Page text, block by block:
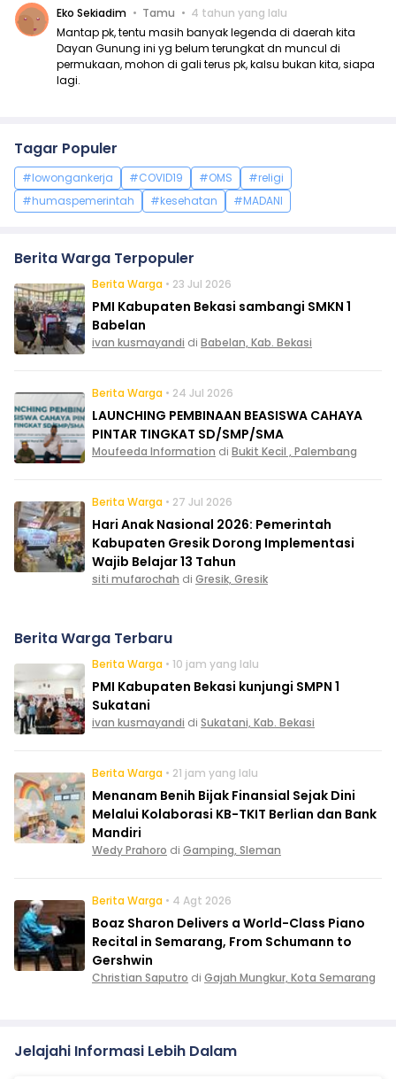
Eko Sekiadim Tamu
4 tahun yang lalu
Mantap pk, tentu masih banyak legenda di daerah kita
Dayan Gunung ini yg belum terungkat dn muncul di
permukaan, mohon di gali terus pk, kalsu bukan kita, siapa
lagi.
Tagar Populer
#lowongankerja #COVID19 #OMS
#religi
#humaspemerintah
#kesehatan #MADANI
Berita Warga Terpopuler
Berita Warga • 23 Jul 2026
PMI Kabupaten Bekasi sambangi SMKN 1
Babelan
ivan kusmayandi di Babelan, Kab. Bekasi
Berita Warga • 24 Jul 2026
LAUNCHING PEMBINAAN BEASISWA CAHAYA
PINTAR TINGKAT SD/SMP/SMA
Moufeeda Information di Bukit Kecil , Palembang
Berita Warga • 27 Jul 2026
Hari Anak Nasional 2026: Pemerintah
Kabupaten Gresik Dorong Implementasi
Wajib Belajar 13 Tahun
siti mufarochah di Gresik, Gresik
Berita Warga Terbaru
Berita Warga • 10 jam yang lalu
PMI Kabupaten Bekasi kunjungi SMPN 1
Sukatani
ivan kusmayandi di Sukatani, Kab. Bekasi
Berita Warga • 21 jam yang lalu
Menanam Benih Bijak Finansial Sejak Dini
Melalui Kolaborasi KB-TKIT Berlian dan Bank
Mandiri
Wedy Prahoro di Gamping, Sleman
Berita Warga • 4 Agt 2026
Boaz Sharon Delivers a World-Class Piano
Recital in Semarang, From Schumann to
Gershwin
Christian Saputro di Gajah Mungkur, Kota Semarang
Jelajahi Informasi Lebih Dalam